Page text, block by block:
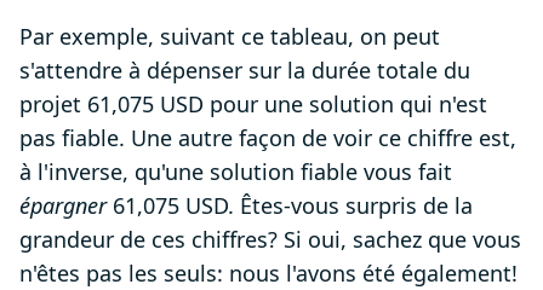
Par exemple, suivant ce tableau, on peut
s'attendre à dépenser sur la durée totale du
projet 61,075 USD pour une solution qui n'est
pas fiable. Une autre façon de voir ce chiffre est,
à l'inverse, qu'une solution fiable vous fait
épargner61,075 USD. Êtes-vous surpris de la
grandeur de ces chiffres? Si oui, sachez que vous
n'êtes pas les seuls: nous l'avons été également!